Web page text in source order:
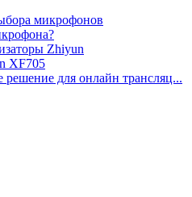
микрофонов
Zhiyun
XF705
для онлайн трансляц...